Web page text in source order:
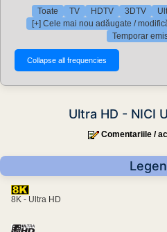
Toate TV HDTV 3DTV
[+] Cele mai nou adăugate /
Temporar
Ultra HD - NICI
Comentariile /
8K - Ultra HD